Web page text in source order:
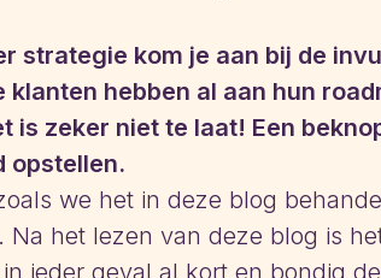
strategie kom je aan bij de
klanten hebben al aan hun
is zeker niet te laat! Een
opstellen.
we het in deze blog
het lezen van deze blog is
ieder geval al kort en bondig